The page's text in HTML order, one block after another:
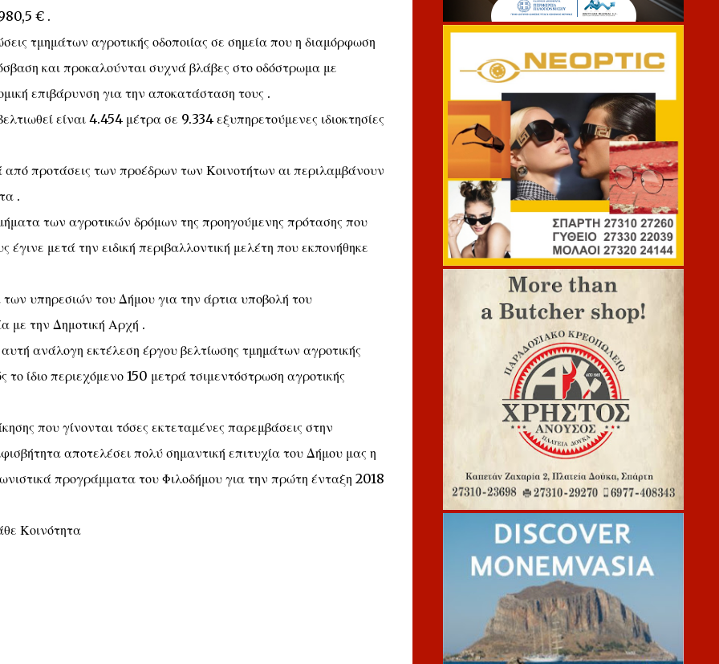
€ .
τμημάτων αγροτικής οδοποιίας σε σημεία που η διαμόρφωση
και προκαλούνται συχνά βλάβες στο οδόστρωμα με
επιβάρυνση για την αποκατάσταση τους .
είναι 4.454 μέτρα σε 9.334 εξυπηρετούμενες ιδιοκτησίες
προτάσεις των προέδρων των Κοινοτήτων αι περιλαμβάνουν
.
των αγροτικών δρόμων της προηγούμενης πρότασης που
μετά την ειδική περιβαλλοντική μελέτη που εκπονήθηκε
υπηρεσιών του Δήμου για την άρτια υποβολή του
με την Δημοτική Αρχή .
ανάλογη εκτέλεση έργου βελτίωσης τμημάτων αγροτικής
το ίδιο περιεχόμενο 150 μετρά τσιμεντόστρωση αγροτικής
που γίνονται τόσες εκτεταμένες παρεμβάσεις στην
αποτελέσει πολύ σημαντική επιτυχία του Δήμου μας η
προγράμματα του Φιλοδήμου για την πρώτη ένταξη 2018
Κοινότητα